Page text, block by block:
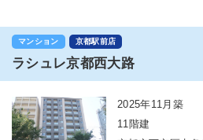
マンション 京都駅前店
ラシュレ京都西大路
2025年11月築
11階建